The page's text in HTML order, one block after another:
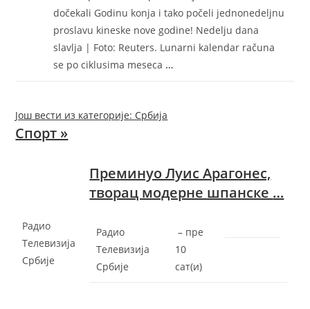
dočekali Godinu konja i tako počeli jednonedeljnu
proslavu kineske nove godine! Nedelju dana
slavlja | Foto: Reuters. Lunarni kalendar računa
se po ciklusima meseca …
Још вести из категорије: Србија
Спорт »
Радио
Телевизија
Србије
Преминуо Луис Арагонес,
творац модерне шпанске …
Радио
Телевизија
Србије
– ‎пре
10
сат(и)‎